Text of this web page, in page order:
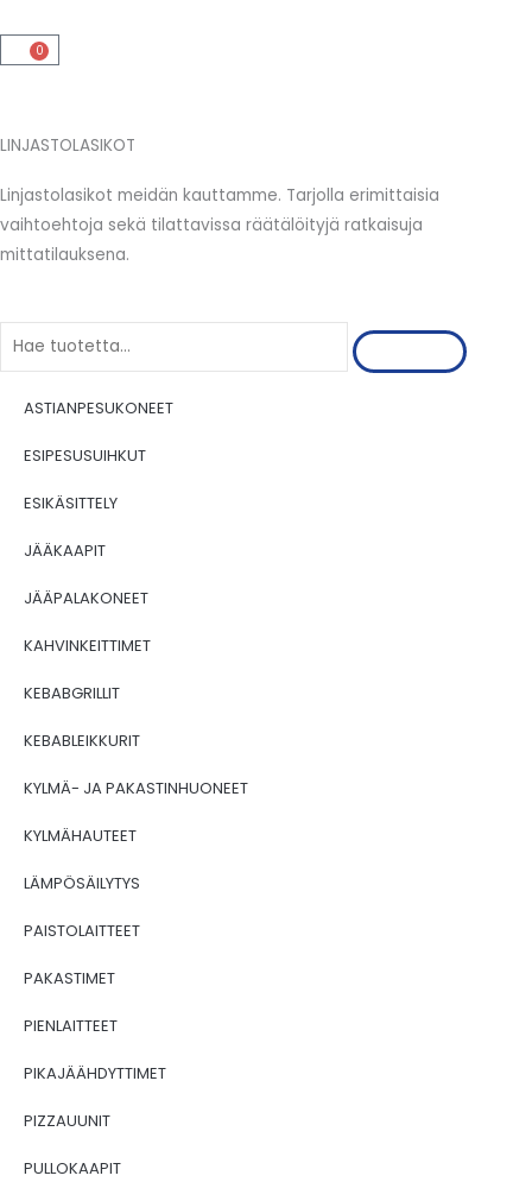
sisältöön
0
Cart
LINJASTOLASIKOT
Linjastolasikot meidän kauttamme. Tarjolla erimittaisia
vaihtoehtoja sekä tilattavissa räätälöityjä ratkaisuja
mittatilauksena.
Search
ASTIANPESUKONEET
ESIPESUSUIHKUT
ESIKÄSITTELY
JÄÄKAAPIT
JÄÄPALAKONEET
KAHVINKEITTIMET
KEBABGRILLIT
KEBABLEIKKURIT
KYLMÄ- JA PAKASTINHUONEET
KYLMÄHAUTEET
LÄMPÖSÄILYTYS
PAISTOLAITTEET
PAKASTIMET
PIENLAITTEET
PIKAJÄÄHDYTTIMET
PIZZAUUNIT
PULLOKAAPIT